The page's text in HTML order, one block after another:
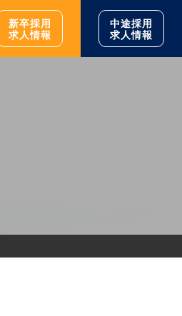
新卒採用
求人情報
中途採用
求人情報